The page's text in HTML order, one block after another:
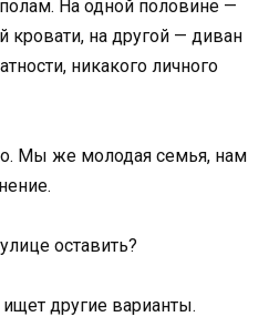
На одной половине —
кровати, на другой — диван
никакого личного
Мы же молодая семья, нам
оставить?
другие варианты.